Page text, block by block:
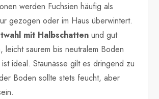
werden Fuchsien häufig als
gezogen oder im Haus überwintert.
mit Halbschatten und gut
leicht saurem bis neutralem Boden
ideal. Staunässe gilt es dringend zu
Boden sollte stets feucht, aber